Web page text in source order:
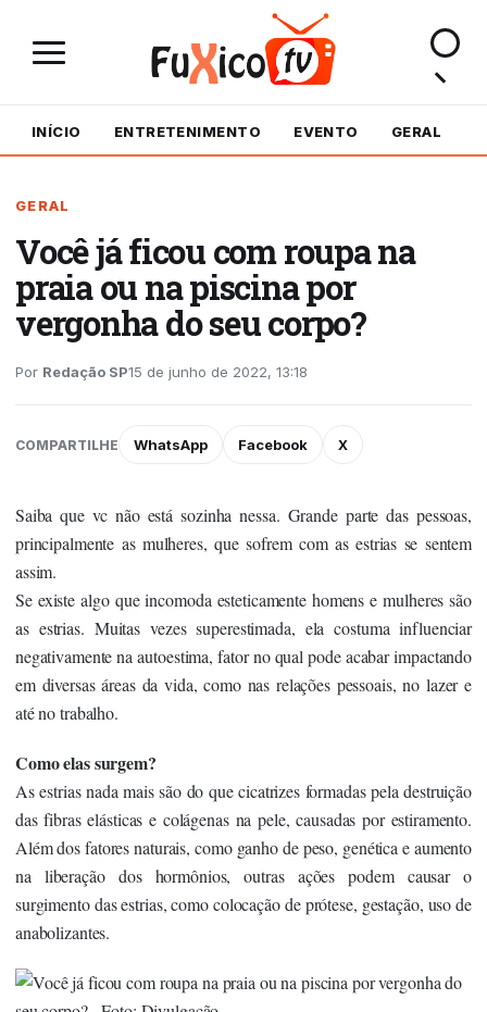
INÍCIO ENTRETENIMENTO EVENTO GERAL
GERAL
Você já ficou com roupa na
praia ou na piscina por
vergonha do seu corpo?
Por Redação SP15 de junho de 2022, 13:18
COMPARTILHE WhatsApp Facebook X
Saiba que vc não está sozinha nessa. Grande parte das pessoas,
principalmente as mulheres, que sofrem com as estrias se sentem
assim.
Se existe algo que incomoda esteticamente homens e mulheres são
as estrias. Muitas vezes superestimada, ela costuma influenciar
negativamente na autoestima, fator no qual pode acabar impactando
em diversas áreas da vida, como nas relações pessoais, no lazer e
até no trabalho.
Como elas surgem?
As estrias nada mais são do que cicatrizes formadas pela destruição
das fibras elásticas e colágenas na pele, causadas por estiramento.
Além dos fatores naturais, como ganho de peso, genética e aumento
na liberação dos hormônios, outras ações podem causar o
surgimento das estrias, como colocação de prótese, gestação, uso de
anabolizantes.